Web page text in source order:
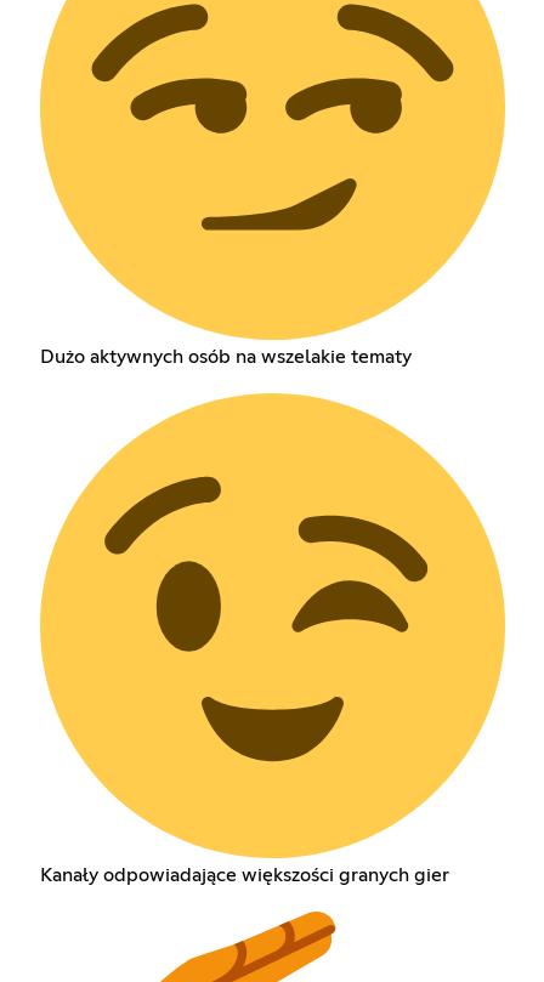
Dużo aktywnych osób na wszelakie tematy
Kanały odpowiadające większości granych gier